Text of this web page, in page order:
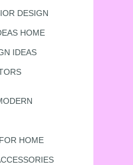
DESIGN
HOME
IDEAS
HOME